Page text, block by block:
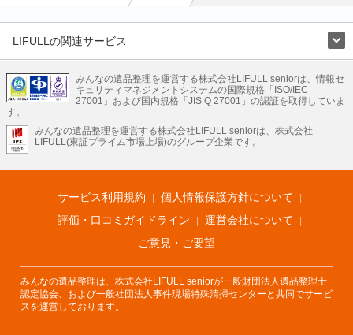
LIFULLの関連サービス
不動産・住宅
引越し 老人ホーム 地方創生
ママの就労支援
不動産クラウドファンディング 遺品整理 老後の暮らし情報
LIFULL HOME'Sのサービス
不動産・住宅
不動産査定 マンション専門売却査定 不動産投資 アドバイザー
不動産アーカイブ
空き家バンク 家賃相場 不動産会社
不動産用語集 住まいのお役立ち情報
LIFULL HOME'S PRESS
不動産転職
みんなの遺品整理を運営する株式会社LIFULL seniorは、情報セ
キュリティマネジメントシステムの国際規格「ISO/IEC
27001」および国内規格「JIS Q 27001」の認証を取得していま
す。
みんなの遺品整理を運営する株式会社LIFULL seniorは、株式会社
LIFULL(東証プライム市場上場)のグループ企業です。
サービス利用規約
個人情報保護方針について
評価・口コミガイドライン
運営会社について
ご意見・ご要望
みんなの遺品整理は、株式会社LIFULL seniorが一般財団法人遺品整理士
認定協会、および一般社団法人事件現場特殊清掃センターと共同でサービ
スを運営しております。